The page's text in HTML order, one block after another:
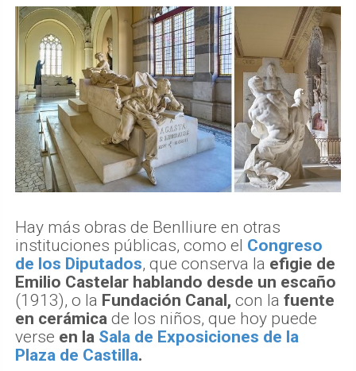
Hay más obras de Benlliure en otras
instituciones públicas, como el Congreso
de los Diputados, que conserva la efigie de
Emilio Castelar hablando desde un escaño
(1913), o la Fundación Canal, con la fuente
en cerámica de los niños, que hoy puede
verse en la Sala de Exposiciones de la
Plaza de Castilla.